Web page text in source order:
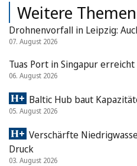
Weitere Themen
Drohnenvorfall in Leipzig:
07. August 2026
Tuas Port in Singapur erreicht
06. August 2026
Baltic Hub baut
05. August 2026
Verschärfte
Druck
03. August 2026